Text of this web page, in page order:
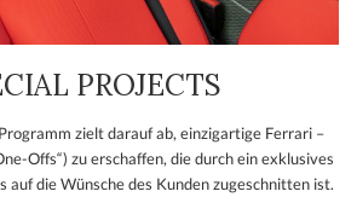
PROJECTS
zielt darauf ab, einzigartige Ferrari –
Offs“) zu erschaffen, die durch ein exklusives
auf die Wünsche des Kunden zugeschnitten ist.